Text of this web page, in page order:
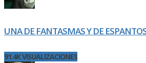
UNA DE FANTASMAS Y DE
91.4K VISUALIZACIONES